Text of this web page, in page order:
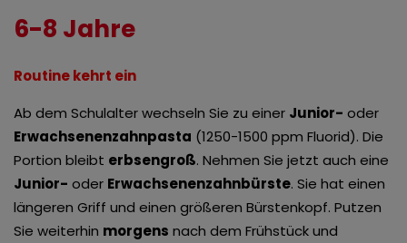
6-8 Jahre
Routine kehrt ein
Ab dem Schulalter wechseln Sie zu einer Junior- oder
Erwachsenenzahnpasta (1250-1500 ppm Fluorid). Die
Portion bleibt erbsengroß. Nehmen Sie jetzt auch eine
Junior- oder Erwachsenenzahnbürste. Sie hat einen
längeren Griff und einen größeren Bürstenkopf. Putzen
Sie weiterhin morgens nach dem Frühstück und